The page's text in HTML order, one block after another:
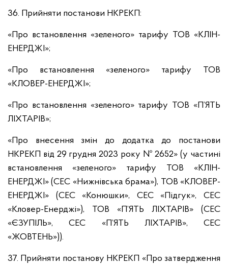
36. Прийняти постанови НКРЕКП:
«Про встановлення «зеленого» тарифу ТОВ «КЛІН-
ЕНЕРДЖІ»;
«Про встановлення «зеленого» тарифу ТОВ
«КЛОВЕР-ЕНЕРДЖІ»;
«Про встановлення «зеленого» тарифу ТОВ «П’ЯТЬ
ЛІХТАРІВ»;
«Про внесення змін до додатка до постанови
НКРЕКП від 29 грудня 2023 року № 2652» (у частині
встановлення «зеленого» тарифу ТОВ «КЛІН-
ЕНЕРДЖІ» (СЕС «Нижнівська брама»), ТОВ «КЛОВЕР-
ЕНЕРДЖІ» (СЕС «Конюшки», СЕС «Підгук», СЕС
«Кловер-Енерджі»), ТОВ «П’ЯТЬ ЛІХТАРІВ» (СЕС
«ЄЗУПІЛЬ», СЕС «П’ЯТЬ ЛІХТАРІВ», СЕС
«ЖОВТЕНЬ»)).
37. Прийняти постанову НКРЕКП «Про затвердження